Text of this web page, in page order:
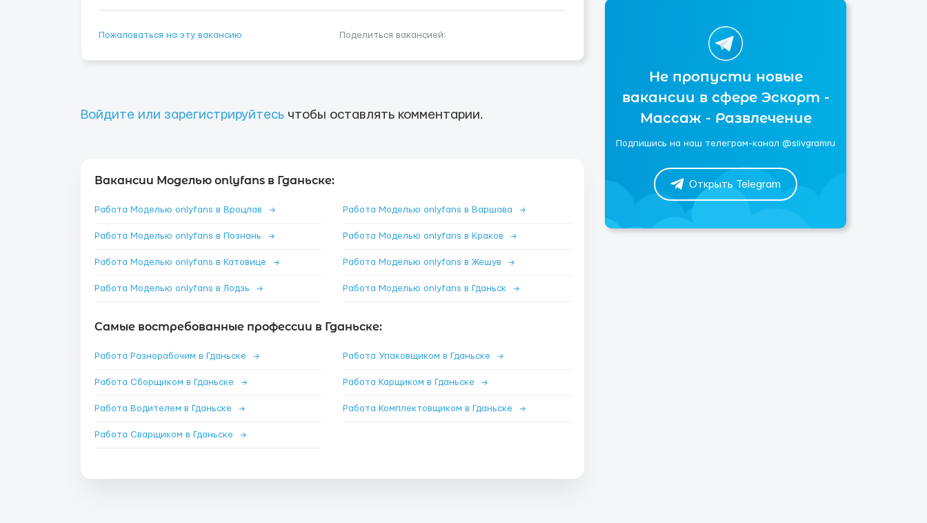
Пожаловаться на эту вакансию Поделиться вакансией:
Войдите или зарегистрируйтесь чтобы оставлять комментарии.
Вакансии Моделью onlyfans в Гданьске:
Работа Моделью onlyfans в Вроцлав → Работа Моделью onlyfans в Варшава →
Работа Моделью onlyfans в Познань → Работа Моделью onlyfans в Краков →
Работа Моделью onlyfans в Катовице → Работа Моделью onlyfans в Жешув →
Работа Моделью onlyfans в Лодзь → Работа Моделью onlyfans в Гданьск →
Самые востребованные профессии в Гданьске:
Работа Разнорабочим в Гданьске → Работа Упаковщиком в Гданьске →
Работа Сборщиком в Гданьске → Работа Карщиком в Гданьске →
Работа Водителем в Гданьске → Работа Комплектовщиком в Гданьске →
Работа Сварщиком в Гданьске →
Не пропусти новые
вакансии в сфере Эскорт -
Массаж - Развлечение
Подпишись на наш телеграм-канал @slivgramru
Открыть Telegram